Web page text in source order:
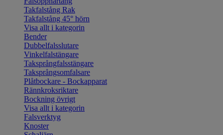
Takfalstång Rak
Takfalstång 45° hörn
Visa allt i kategorin
Bender
Dubbelfalsslutare
Vinkelfalstängare
Taksprångfalsstängare
Taksprångsomfalsare
Plåtbockare - Bockapparat
Rännkroksriktare
Bockning övrigt
Visa allt i kategorin
Falsverktyg
Knoster